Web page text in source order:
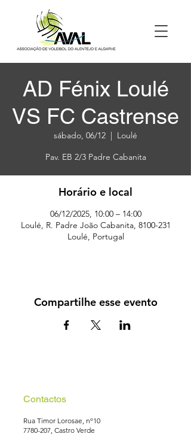
AD Fénix Loulé
VS FC Castrense
sábado, 06/12
  |
Loulé
Pav. EB 2/3 Padre Cabanita
Horário e local
06/12/2025, 10:00 – 14:00
Loulé, R. Padre João Cabanita, 8100-231
Loulé, Portugal
Compartilhe esse evento
Contactos
Rua Timor Lorosae, nº10
7780-207, Castro Verde